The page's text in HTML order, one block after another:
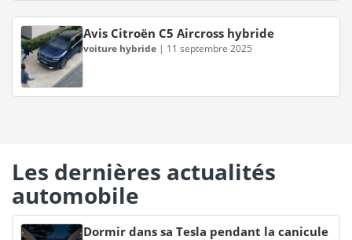
Avis Citroën C5 Aircross hybride
voiture hybride | 11 septembre 2025
Les dernières actualités
automobile
Dormir dans sa Tesla pendant la canicule